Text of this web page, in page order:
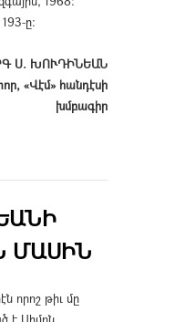
ը։
Ս. ԽՈՒԴԻՆԵԱՆ
«Վէմ» հանդէսի
խմբագիր
ՄԱՍԻՆ
որոշ թիւ մը